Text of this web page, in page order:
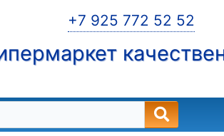
+7 925 772 52 52